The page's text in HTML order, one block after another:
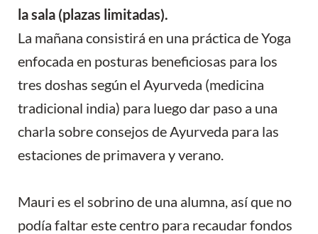
la sala (plazas limitadas).
La mañana consistirá en una práctica de Yoga
enfocada en posturas beneficiosas para los
tres doshas según el Ayurveda (medicina
tradicional india) para luego dar paso a una
charla sobre consejos de Ayurveda para las
estaciones de primavera y verano.
Mauri es el sobrino de una alumna, así que no
podía faltar este centro para recaudar fondos